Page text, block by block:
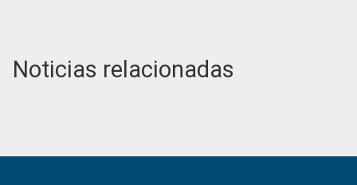
Noticias relacionadas